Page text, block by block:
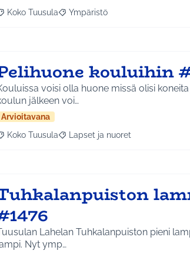
tulokset aihepiirin mukaan: Koko Tuusula
Koko Tuusula Rajaa tulokset teeman mukaan:
Ympäristö
kouluihin
voisi olla huone missä olisi
jälkeen voi…
Arvioitavana
tulokset aihepiirin mukaan: Koko Tuusula
Koko Tuusula Rajaa tulokset teeman mukaan:
Lapset ja nuoret
Lahelan Tuhkalanpuiston pieni
Nyt ymp…